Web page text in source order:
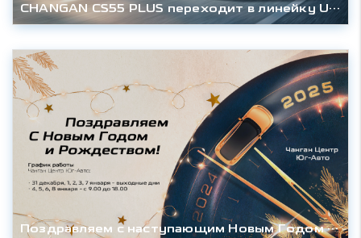
CHANGAN CS55 PLUS переходит в линейку UNI и становится UNI-S
Поздравляем с наступающим Новым Годом и Рождеством!